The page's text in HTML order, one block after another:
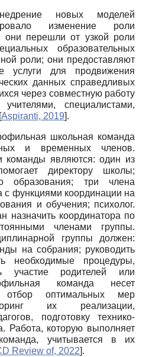
новых моделей
изменение роли
они перешли от узкой роли
образовательных
роли; они предоставляют
услуги для продвижения
данных справедливых
через совместную работу
специалистами,
[Aspiranti, 2019].
школьная команда
и временных членов.
команды являются: один из
директору школы;
образования; три члена
с функциями координации на
и обучения; психолог.
назначить координатора по
членами группы.
группы должен:
на собрания; руководить
необходимые процедуры,
участие родителей или
команда несет
отбор оптимальных мер
их реализации,
подготовку технико-
Работа, которую выполняет
учитывается в их
Review of, 2022].